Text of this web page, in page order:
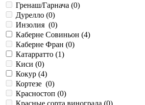
Гренаш/Гарнача (0)
Дурелло (0)
Инзолия (0)
Каберне Совиньон (4)
Каберне Фран (0)
Катарратто (1)
Киси (0)
Кокур (4)
Кортезе (0)
Красностоп (0)
Красные сорта винограда (0)